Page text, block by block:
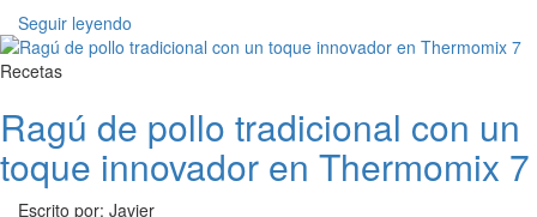
Seguir leyendo
Recetas
Ragú de pollo tradicional con un
toque innovador en Thermomix 7
Escrito por: Javier